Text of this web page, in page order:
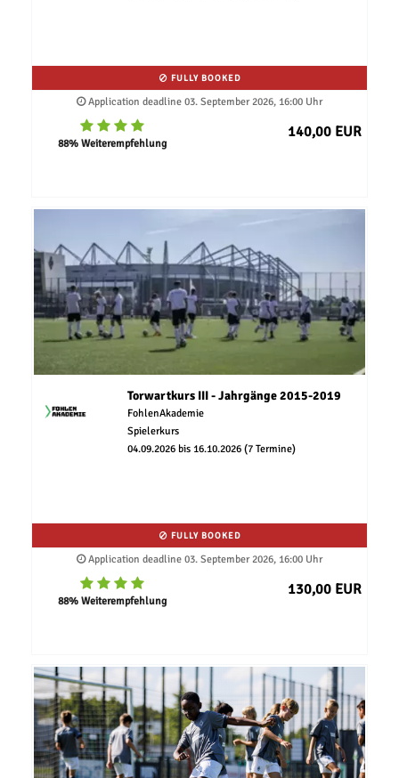
FULLY BOOKED
Application deadline 03. September 2026, 16:00 Uhr
88% Weiterempfehlung
140,00 EUR
Torwartkurs III - Jahrgänge 2015-2019
FohlenAkademie
Spielerkurs
04.09.2026 bis 16.10.2026 (7 Termine)
FULLY BOOKED
Application deadline 03. September 2026, 16:00 Uhr
88% Weiterempfehlung
130,00 EUR